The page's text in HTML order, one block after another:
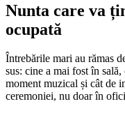
Nunta care va
ocupată
Întrebările mari au rămas
sus: cine a mai fost în
moment muzical și cât de
ceremoniei, nu doar în